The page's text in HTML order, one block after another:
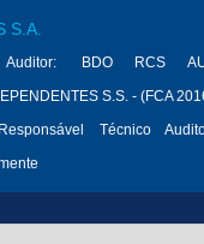
S.A.
Auditor:
BDO RCS
S.S. - (FCA
Responsável Técnico